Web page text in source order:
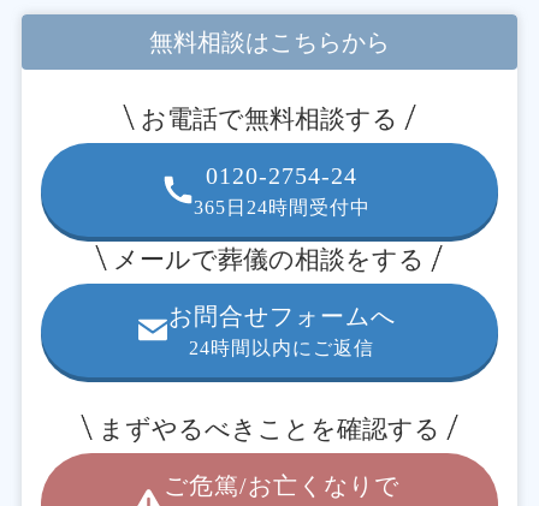
無料相談はこちらから
お電話で無料相談する
0120-2754-24
365日24時間受付中
メールで葬儀の相談をする
お問合せフォームへ
24時間以内にご返信
まずやるべきことを確認する
ご危篤/お亡くなりで